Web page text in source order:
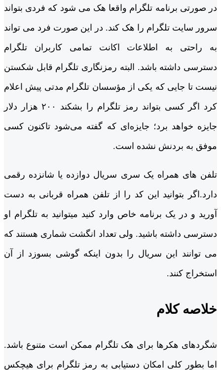
در صورتی برنامه تلگرام واقعا هک می شود که فردی بتواند
سرور سایت تلگرام را هک کند. در این صورت فرد می تواند
به راحتی به اطلاعات اکانت تمامی کاربران تلگرام
دسترسی داشته باشد. البته رمزنگاری تلگرام قابل شکستن
نیست تا جایی که یکی از مؤسسان تلگرام مدتی پیش اعلام
کرد اگر کسی بتواند رمز تلگرام را بشکند ۲۰۰ هزار دلار
جایزه خواهد برد؛ جایزه‌ای که گفته می‌شود تاکنون کسی
موفق به بردنش نشده است.
تلفن های همراه یک سری سریال دوازده یا شانزده رقمی
دارد.اگر بتوانید این کد را از تلفن همراه قربانی به دست
آورید و در یک برنامه خاص وارد کنید میتوانید به تلگرام او
دسترسی داشته باشید. ولی تعداد انگشت شماری هستند که
می توانند این سریال را بدون اینکه گوشی بسوزد از آن
استخراج کنند.
خلاصه کلام
شگردهای هکرها برای هک تلگرام ممکن است متنوع باشد.
اما بطور کلی امکان دستیابی به رمز تلگرام برای هیچکس